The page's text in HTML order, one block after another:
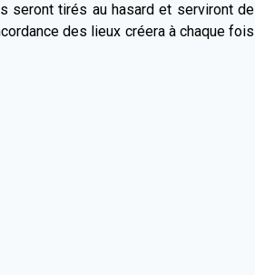
seront tirés au hasard et serviront de
des lieux créera à chaque fois